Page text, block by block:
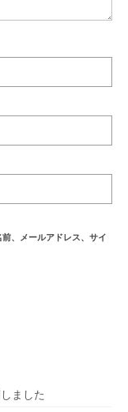
、メールアドレス、サイ
ました